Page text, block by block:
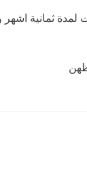
ثمانية اشهر